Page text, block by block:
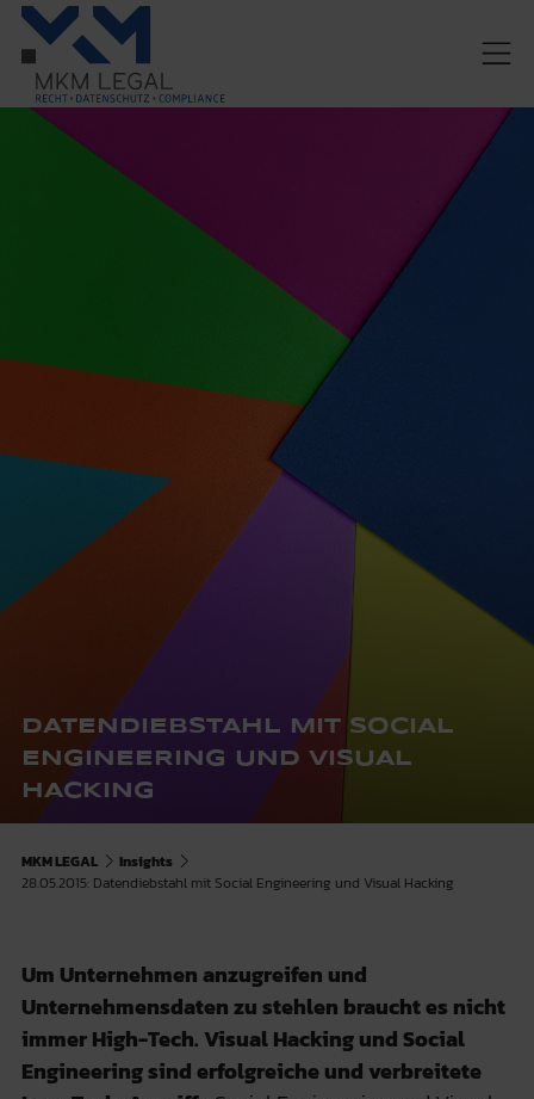
DATENDIEBSTAHL MIT SOCIAL
ENGINEERING UND VISUAL
HACKING
MKM LEGAL
Insights
28.05.2015: Datendiebstahl mit Social Engineering und Visual Hacking
Um Unternehmen anzugreifen und
Unternehmensdaten zu stehlen braucht es nicht
immer High-Tech. Visual Hacking und Social
Engineering sind erfolgreiche und verbreitete